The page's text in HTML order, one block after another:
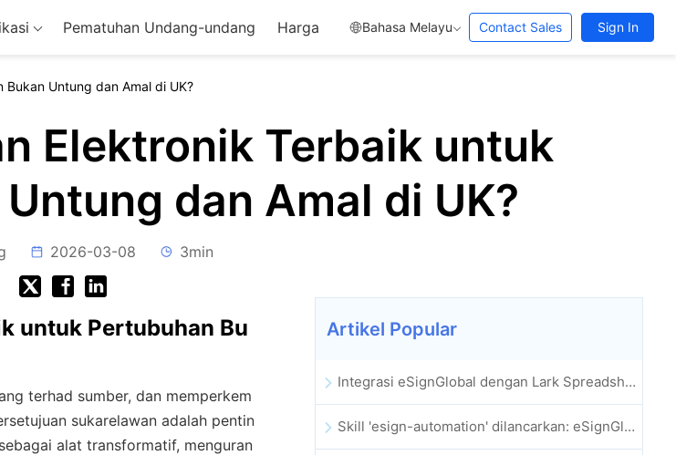
Pematuhan Undang-undang Harga Bahasa Melayu Contact Sales Sign In
Untung dan Amal di UK?
Elektronik Terbaik untuk
dan Amal di UK?
2026-03-08 3min
untuk Pertubuhan Bu
terhad sumber, dan memperkem
sukarelawan adalah pentin
alat transformatif, menguran
Artikel Popular
Integrasi eSignGlobal dengan Lark Spreadsheet Berbilang Dimensi Dilancarkan Secara Rasmi: Automasi Penuh Proses Menandatangani dan Mengarkib Kontrak Elektronik
Skill 'esign-automation' dilancarkan: eSignGlobal memperkasa OpenClaw dengan tandatangan elektronik automatik